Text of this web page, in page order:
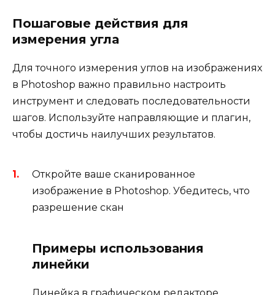
Пошаговые действия для
измерения угла
Для точного измерения углов на изображениях
в Photoshop важно правильно настроить
инструмент и следовать последовательности
шагов. Используйте направляющие и плагин,
чтобы достичь наилучших результатов.
Откройте ваше сканированное
изображение в Photoshop. Убедитесь, что
разрешение скан
Примеры использования
линейки